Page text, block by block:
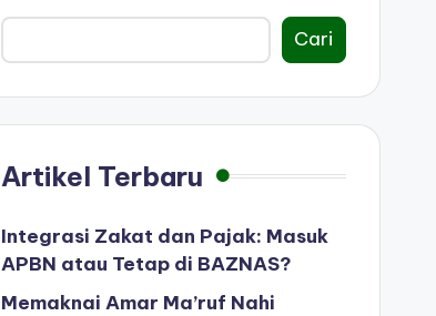
Cari
Artikel Terbaru
Integrasi Zakat dan Pajak: Masuk
APBN atau Tetap di BAZNAS?
Memaknai Amar Ma’ruf Nahi